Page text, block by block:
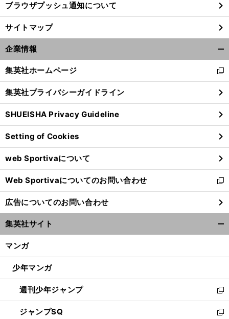
ブラウザプッシュ通知について
サイトマップ
企業情報
閉
る
集英社ホームページ
新
し
い
ウ
ィ
ン
ド
ウ
で
開
く
集英社プライバシーガイドライン
SHUEISHA Privacy Guideline
Setting of Cookies
web Sportivaについて
Web Sportivaについてのお問い合わせ
新
し
い
ウ
ィ
ン
ウ
開
く
広告についてのお問い合わせ
集英社サイト
マンガ
少年マンガ
週刊少年ジャンプ
新
し
い
ジャンプSQ
新